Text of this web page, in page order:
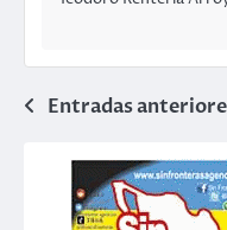
Navegación
entradas
Entradas